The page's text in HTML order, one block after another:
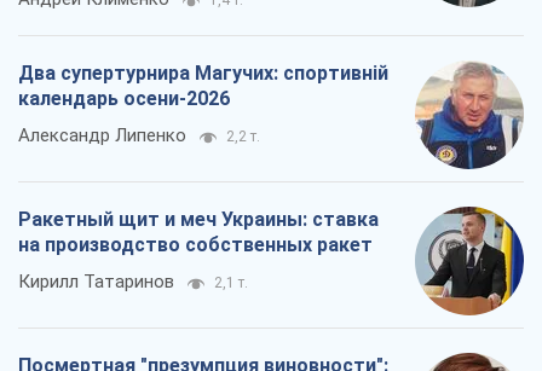
Два супертурнира Магучих: спортивній
календарь осени-2026
Александр Липенко 2,2 т.
Ракетный щит и меч Украины: ставка
на производство собственных ракет
Кирилл Татаринов 2,1 т.
Посмертная "презумпция виновности":